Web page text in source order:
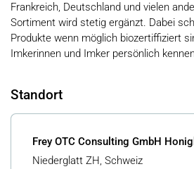
Frankreich, Deutschland und vielen
Sortiment wird stetig ergänzt. Dabei
Produkte wenn möglich biozertiffiziert
Imkerinnen und Imker persönlich
Standort
Frey OTC Consulting GmbH
Niederglatt ZH, Schweiz